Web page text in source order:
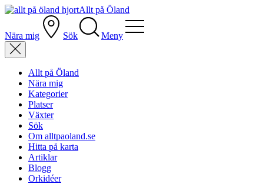
Allt på Öland
Nära mig Sök Meny
Allt på Öland
Nära mig
Kategorier
Platser
Växter
Sök
Om alltpaoland.se
Hitta på karta
Artiklar
Blogg
Orkidéer